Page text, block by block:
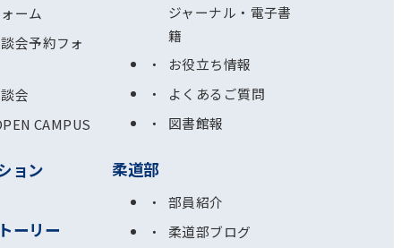
ーム
会予約フォ
会
CAMPUS
ョン
ーリー
ジャーナル・電子書
籍
お役立ち情報
よくあるご質問
図書館報
柔道部
部員紹介
柔道部ブログ